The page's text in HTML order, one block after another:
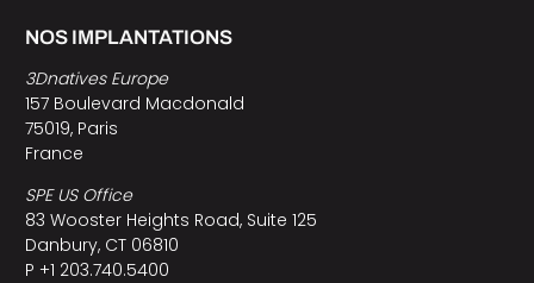
NOS IMPLANTATIONS
3Dnatives Europe
157 Boulevard Macdonald
75019, Paris
France
SPE US Office
83 Wooster Heights Road, Suite 125
Danbury, CT 06810
P +1 203.740.5400